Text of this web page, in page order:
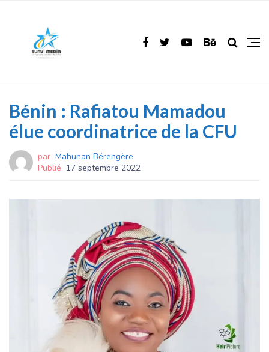
Bénin : Rafiatou Mamadou
élue coordinatrice de la CFU
par Mahunan Bérengère
Publié 17 septembre 2022